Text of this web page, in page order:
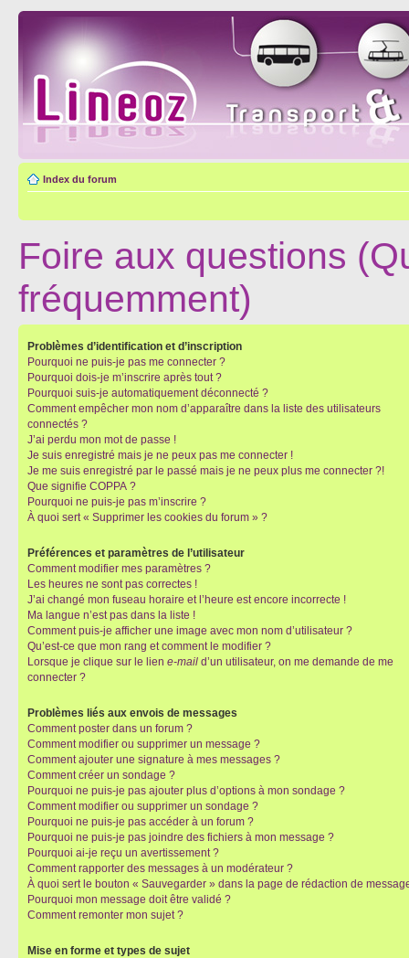
Index du forum
Foire aux questions
fréquemment)
Problèmes d’identification et d’inscription
Pourquoi ne puis-je pas me connecter ?
Pourquoi dois-je m’inscrire après tout ?
Pourquoi suis-je automatiquement déconnecté ?
Comment empêcher mon nom d’apparaître dans la liste des utilisateurs
connectés ?
J’ai perdu mon mot de passe !
Je suis enregistré mais je ne peux pas me connecter !
Je me suis enregistré par le passé mais je ne peux plus me connecter ?!
Que signifie COPPA ?
Pourquoi ne puis-je pas m’inscrire ?
À quoi sert « Supprimer les cookies du forum » ?
Préférences et paramètres de l’utilisateur
Comment modifier mes paramètres ?
Les heures ne sont pas correctes !
J’ai changé mon fuseau horaire et l’heure est encore incorrecte !
Ma langue n’est pas dans la liste !
Comment puis-je afficher une image avec mon nom d’utilisateur ?
Qu’est-ce que mon rang et comment le modifier ?
Lorsque je clique sur le lien e-mail d’un utilisateur, on me demande de me
connecter ?
Problèmes liés aux envois de messages
Comment poster dans un forum ?
Comment modifier ou supprimer un message ?
Comment ajouter une signature à mes messages ?
Comment créer un sondage ?
Pourquoi ne puis-je pas ajouter plus d’options à mon sondage ?
Comment modifier ou supprimer un sondage ?
Pourquoi ne puis-je pas accéder à un forum ?
Pourquoi ne puis-je pas joindre des fichiers à mon message ?
Pourquoi ai-je reçu un avertissement ?
Comment rapporter des messages à un modérateur ?
À quoi sert le bouton « Sauvegarder » dans la page de rédaction de
Pourquoi mon message doit être validé ?
Comment remonter mon sujet ?
Mise en forme et types de sujet